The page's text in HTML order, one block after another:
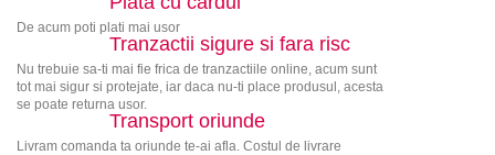
De acum poti plati mai usor
Tranzactii sigure si fara risc
Nu trebuie sa-ti mai fie frica de tranzactiile online, acum sunt
tot mai sigur si protejate, iar daca nu-ti place produsul, acesta
se poate returna usor.
Transport oriunde
Livram comanda ta oriunde te-ai afla. Costul de livrare